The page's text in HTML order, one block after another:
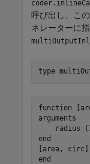
呼び出し、こ
ネレーターに
type
function
arguments
radius
end
[area, circ]
end